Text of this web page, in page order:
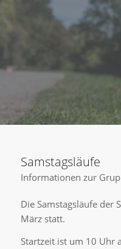
Samstagsläufe
Informationen zur
Die Samstagsläufe der
März statt.
Startzeit ist um 10 Uhr